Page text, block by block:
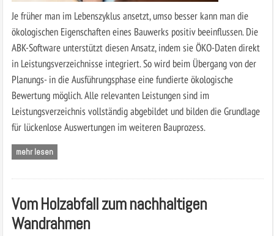
Je früher man im Lebenszyklus ansetzt, umso besser kann man die
ökologischen Eigenschaften eines Bauwerks positiv beeinflussen. Die
ABK-Software unterstützt diesen Ansatz, indem sie ÖKO-Daten direkt
in Leistungsverzeichnisse integriert. So wird beim Übergang von der
Planungs- in die Ausführungsphase eine fundierte ökologische
Bewertung möglich. Alle relevanten Leistungen sind im
Leistungsverzeichnis vollständig abgebildet und bilden die Grundlage
für lückenlose Auswertungen im weiteren Bauprozess.
mehr lesen
Vom Holzabfall zum nachhaltigen
Wandrahmen